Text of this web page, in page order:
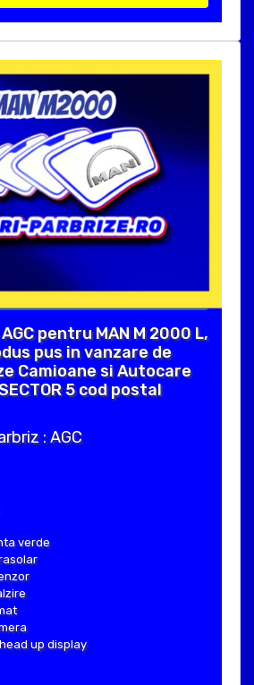
pentru MAN M 2000 L,
pus in vanzare de
Camioane si Autocare
5 cod postal
: AGC
verde
up display